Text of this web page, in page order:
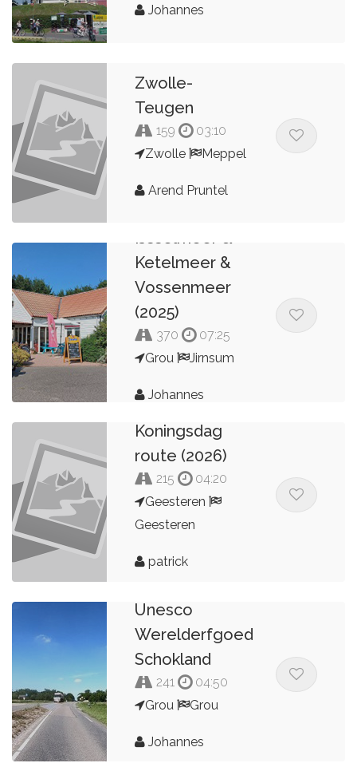
Johannes
Zwolle-
Teugen
159
03:10
Zwolle
Meppel
Arend Pruntel
IJsselmeer &
Ketelmeer &
Vossenmeer
(2025)
370
07:25
Grou
Jirnsum
Johannes
Koningsdag
route (2026)
215
04:20
Geesteren
Geesteren
patrick
Unesco
Werelderfgoed
Schokland
241
04:50
Grou
Grou
Johannes